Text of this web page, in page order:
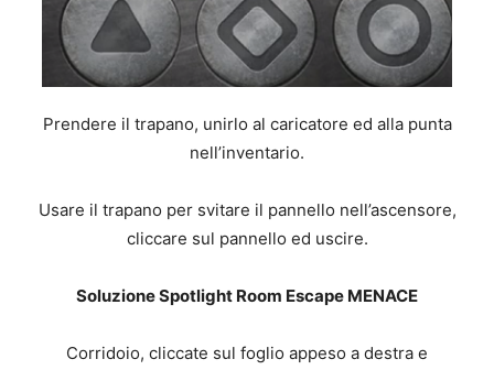
Prendere il trapano, unirlo al caricatore ed alla punta
nell’inventario.
Usare il trapano per svitare il pannello nell’ascensore,
cliccare sul pannello ed uscire.
Soluzione Spotlight Room Escape MENACE
Corridoio, cliccate sul foglio appeso a destra e